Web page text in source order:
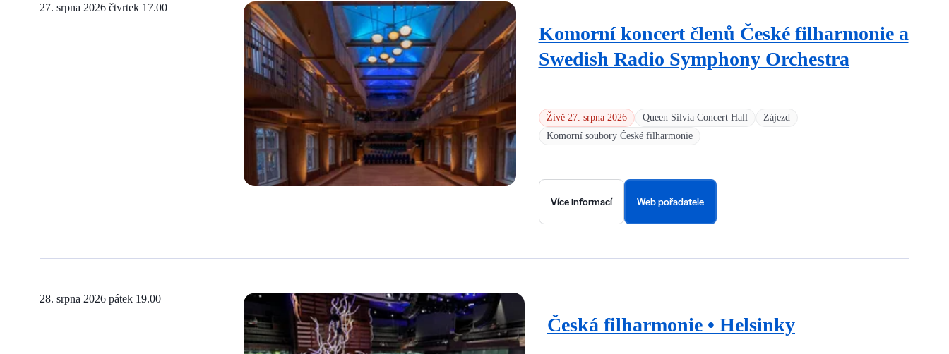
Živě 27. srpna 2026 Queen Silvia Concert Hall
Zájezd
Komorní soubory České filharmonie
Komorní koncert členů České filharmonie a
Swedish Radio Symphony Orchestra
27. srpna 2026 čtvrtek 17.00
Více informací Web pořadatele
Česká filharmonie • Helsinky
28. srpna 2026 pátek 19.00